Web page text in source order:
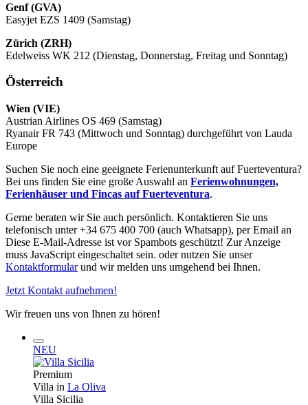
Genf (GVA)
Easyjet EZS 1409 (Samstag)
Zürich (ZRH)
Edelweiss WK 212 (Dienstag, Donnerstag, Freitag und Sonntag)
Österreich
Wien (VIE)
Austrian Airlines OS 469 (Samstag)
Ryanair FR 743 (Mittwoch und Sonntag) durchgeführt von Lauda
Europe
Suchen Sie noch eine geeignete Ferienunterkunft auf Fuerteventura?
Bei uns finden Sie eine große Auswahl an Ferienwohnungen,
Ferienhäuser und Fincas auf Fuerteventura.
Gerne beraten wir Sie auch persönlich. Kontaktieren Sie uns
telefonisch unter +34 675 400 700 (auch Whatsapp), per Email an
Diese E-Mail-Adresse ist vor Spambots geschützt! Zur Anzeige
muss JavaScript eingeschaltet sein. oder nutzen Sie unser
Kontaktformularund wir melden uns umgehend bei Ihnen.
Jetzt Kontakt aufnehmen!
Wir freuen uns von Ihnen zu hören!
NEU
Premium
Villa in La Oliva
Villa Sicilia